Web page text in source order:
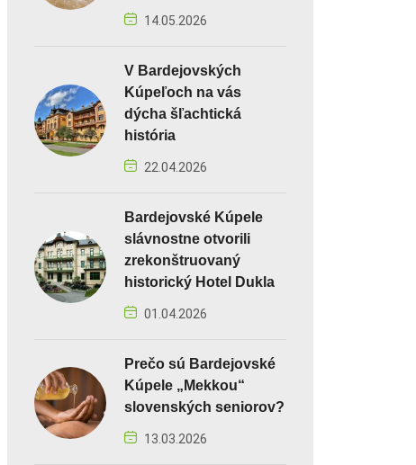
14.05.2026
V Bardejovských
Kúpeľoch na vás
dýcha šľachtická
história
22.04.2026
Bardejovské Kúpele
slávnostne otvorili
zrekonštruovaný
historický Hotel Dukla
01.04.2026
Prečo sú Bardejovské
Kúpele „Mekkou“
slovenských seniorov?
13.03.2026